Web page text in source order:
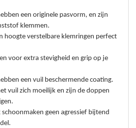
een originele pasvorm, en zijn
klemmen.
hoogte verstelbare klemringen perfect
voor extra stevigheid en grip op je
een vuil beschermende coating.
vuil zich moeilijk en zijn de doppen
geen agressief bijtend